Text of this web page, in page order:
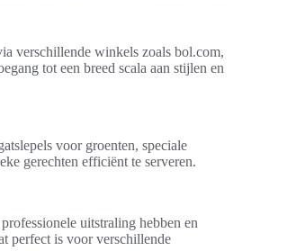
verschillende winkels zoals bol.com,
tot een breed scala aan stijlen en
voor groenten, speciale
gerechten efficiënt te serveren.
uitstraling hebben en
perfect is voor verschillende